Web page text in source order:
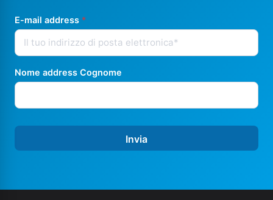
E-mail address *
Nome address Cognome
Invia